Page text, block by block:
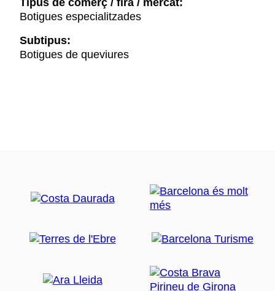
Tipus de comerç / fira / mercat:
Botigues especialitzades
Subtipus:
Botigues de queviures